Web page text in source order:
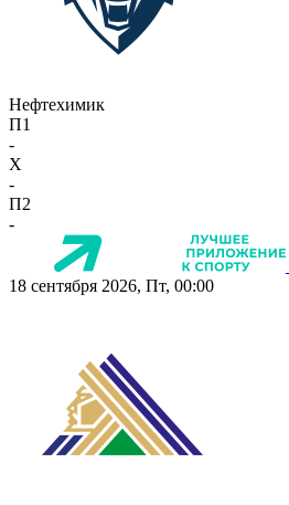
Нефтехимик
П1
-
X
-
П2
-
18 сентября 2026, Пт, 00:00